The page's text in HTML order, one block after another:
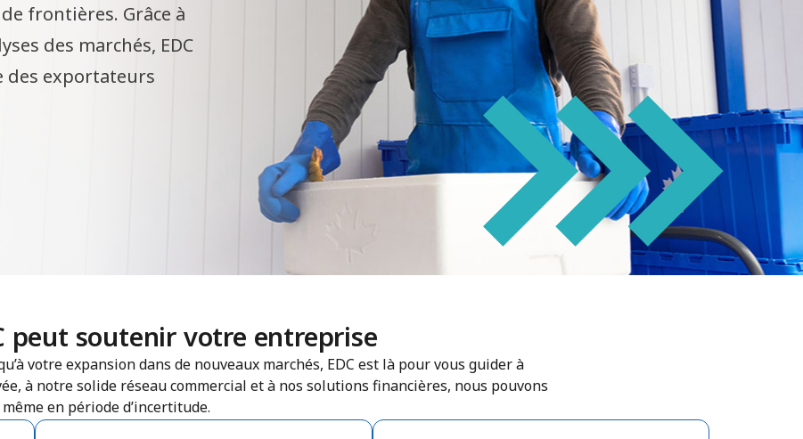
frontières. Grâce à
des marchés, EDC
des exportateurs
peut soutenir votre entreprise
votre expansion dans de nouveaux marchés, EDC est là pour vous guider à
à notre solide réseau commercial et à nos solutions financières, nous pouvons
en période d’incertitude.